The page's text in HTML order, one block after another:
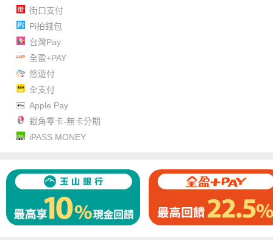
街口支付
Pi拍錢包
台灣Pay
全盈+PAY
悠遊付
全支付
Apple Pay
銀角零卡-無卡分期
iPASS MONEY